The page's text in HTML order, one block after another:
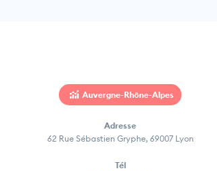
Auvergne-Rhône-Alpes
Adresse
62 Rue Sébastien Gryphe, 69007 Lyon
Tél